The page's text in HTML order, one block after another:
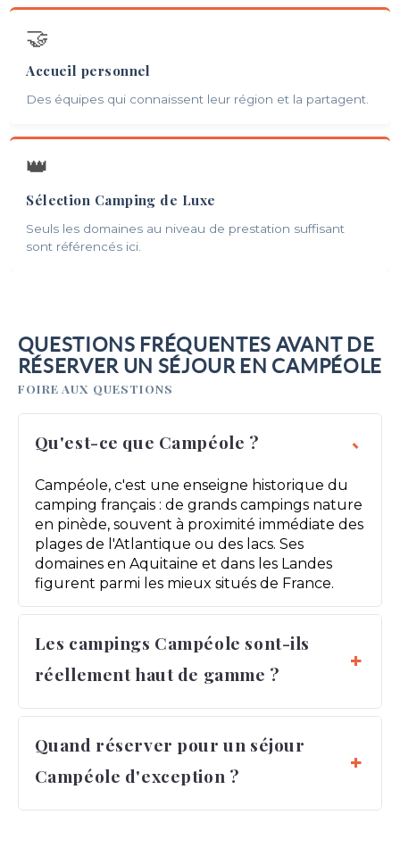
🤝
Accueil personnel
Des équipes qui connaissent leur région et la partagent.
👑
Sélection Camping de Luxe
Seuls les domaines au niveau de prestation suffisant
sont référencés ici.
QUESTIONS FRÉQUENTES AVANT DE
RÉSERVER UN SÉJOUR EN CAMPÉOLE
FOIRE AUX QUESTIONS
Qu'est-ce que Campéole ?
Campéole, c'est une enseigne historique du
camping français : de grands campings nature
en pinède, souvent à proximité immédiate des
plages de l'Atlantique ou des lacs. Ses
domaines en Aquitaine et dans les Landes
figurent parmi les mieux situés de France.
Les campings Campéole sont-ils
réellement haut de gamme ?
Quand réserver pour un séjour
Campéole d'exception ?